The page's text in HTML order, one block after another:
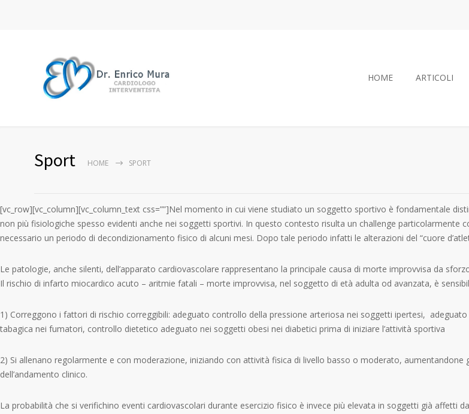
HOME ARTICOLI
Sport HOME SPORT
[vc_row][vc_column][vc_column_text css=””]Nel momento in cui viene studiato un soggetto sportivo è fondamentale
non più fisiologiche spesso evidenti anche nei soggetti sportivi. In questo contesto risulta un challenge particolarmente
necessario un periodo di decondizionamento fisico di alcuni mesi. Dopo tale periodo infatti le alterazioni del “cuore
Le patologie, anche silenti, dell’apparato cardiovascolare rappresentano la principale causa di morte improvvisa da
Il rischio di infarto miocardico acuto – aritmie fatali – morte improvvisa, nel soggetto di età adulta od avanzata, è
1) Correggono i fattori di rischio correggibili: adeguato controllo della pressione arteriosa nei soggetti ipertesi,
tabagica nei fumatori, controllo dietetico adeguato nei soggetti obesi nei diabetici prima di iniziare l’attività sportiva
2) Si allenano regolarmente e con moderazione, iniziando con attività fisica di livello basso o moderato, aumentandone
dell’andamento clinico.
La probabilità che si verifichino eventi cardiovascolari durante esercizio fisico è invece più elevata in soggetti già affetti